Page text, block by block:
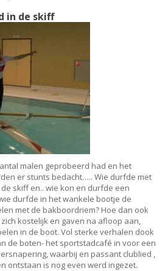
in de skiff
malen geprobeerd had en het
er stunts bedacht….. Wie durfde met
skiff en.. wie kon en durfde een
durfde in het wankele bootje de
met de bakboordriem? Hoe dan ook
kostelijk en gaven na afloop aan,
in de boot. Vol sterke verhalen dook
de boten- het sportstadcafé in voor een
waarbij en passant clublied ,
ontstaan is nog even werd ingezet.